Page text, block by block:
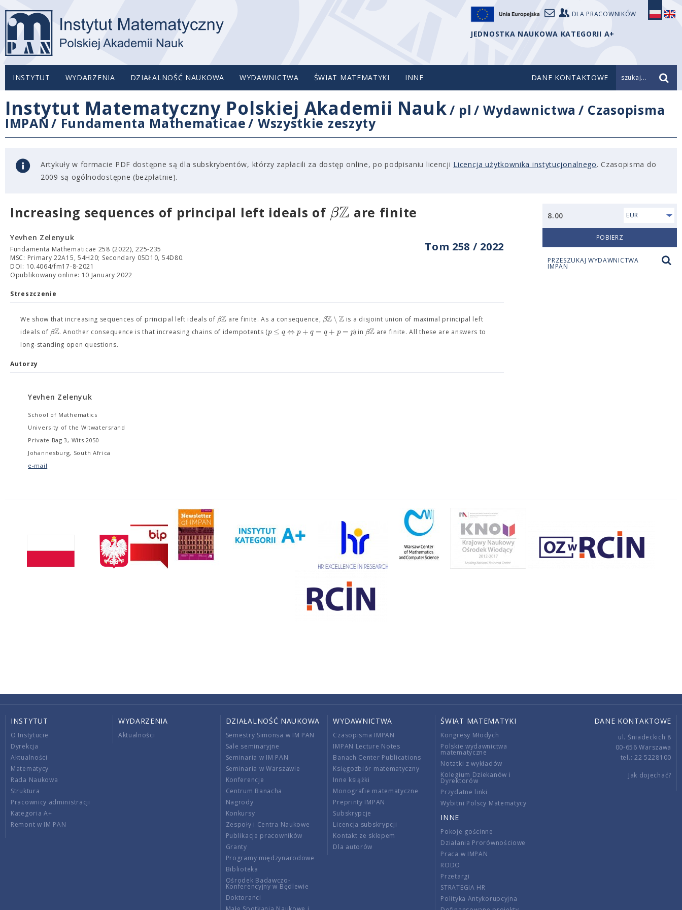
DLA PRACOWNIKÓW
JEDNOSTKA NAUKOWA KATEGORII A+
INSTYTUT WYDARZENIA DZIAŁALNOŚĆ NAUKOWA WYDAWNICTWA ŚWIAT MATEMATYKI INNE DANE KONTAKTOWE szukaj...
Instytut Matematyczny Polskiej Akademii Nauk/ pl /Wydawnictwa / Czasopisma
IMPAN / Fundamenta Mathematicae/ Wszystkie zeszyty
Artykuły w formacie PDF dostępne są dla subskrybentów, którzy zapłacili za dostęp online, po podpisaniu licencji Licencja użytkownika instytucjonalnego. Czasopisma do
2009 są ogólnodostępne (bezpłatnie).
Increasing sequences of principal left ideals of βZ are finite
Tom 258 / 2022
Yevhen Zelenyuk
Fundamenta Mathematicae 258 (2022), 225-235
MSC: Primary 22A15, 54H20; Secondary 05D10, 54D80.
DOI: 10.4064/fm17-8-2021
Opublikowany online: 10 January 2022
Streszczenie
We show that increasing sequences of principal left ideals of βZ are finite. As a consequence, βZ∖ Z is a disjoint union of maximal principal left
ideals of βZ. Another consequence is that increasing chains of idempotents (p ≤ q⇔ p +q = q+ p = p) in βZ are finite. All these are answers to
long-standing open questions.
Autorzy
Yevhen Zelenyuk
School of Mathematics
University of the Witwatersrand
Private Bag 3, Wits 2050
Johannesburg, South Africa
e-mail
8.00 EUR
POBIERZ
PRZESZUKAJ WYDAWNICTWA
IMPAN
INSTYTUT
O Instytucie
Dyrekcja
Aktualności
Matematycy
Rada Naukowa
Struktura
Pracownicy administracji
Kategoria A+
Remont w IM PAN
WYDARZENIA
Aktualności
DZIAŁALNOŚĆ NAUKOWA
Semestry Simonsa w IM PAN
Sale seminaryjne
Seminaria w IM PAN
Seminaria w Warszawie
Konferencje
Centrum Banacha
Nagrody
Konkursy
Zespoły i Centra Naukowe
Publikacje pracowników
Granty
Programy międzynarodowe
Biblioteka
Ośrodek Badawczo-
Konferencyjny w Będlewie
Doktoranci
WYDAWNICTWA
Czasopisma IMPAN
IMPAN Lecture Notes
Banach Center Publications
Księgozbiór matematyczny
Inne książki
Monografie matematyczne
Preprinty IMPAN
Subskrypcje
Licencja subskrypcji
Kontakt ze sklepem
Dla autorów
ŚWIAT MATEMATYKI
Kongresy Młodych
Polskie wydawnictwa
matematyczne
Notatki z wykładów
Kolegium Dziekanów i
Dyrektorów
Przydatne linki
Wybitni Polscy Matematycy
INNE
Pokoje gościnne
Działania Prorównościowe
Praca w IMPAN
RODO
Przetargi
STRATEGIA HR
Polityka Antykorupcyjna
DANE KONTAKTOWE
ul. Śniadeckich 8
00-656 Warszawa
tel.: 22 5228100
Jak dojechać?